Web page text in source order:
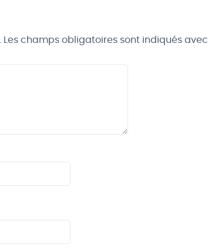
Les champs obligatoires sont indiqués avec